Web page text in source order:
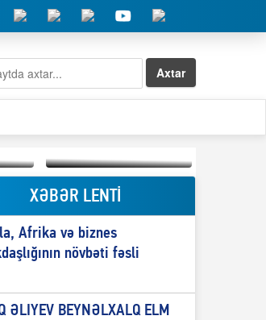
Axtar
və
Elşad Abdullayevin
erməniləri
maliyyələşdirən oğlu
niyə Azərbaycana
ekstradisiya olunmur?
XƏBƏR LENTİ
Afrika və biznes
növbəti fəsli
ƏLIYEV BEYNƏLXALQ ELM